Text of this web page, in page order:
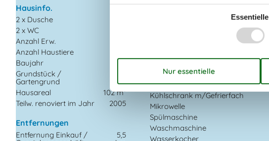
Hausinfo.
2 x Dusche
2 x WC
Anzahl Erw.
Anzahl Haustiere
Baujahr
Grundstück /
Gartengrund
m²
Hausareal
102 m²
Teilw. renoviert im Jahr
2005
Entfernungen
Entfernung Einkauf /
5,5
Küchengeräte
Kaffeemaschine
Kochplatten
Kühlschrank m/Gefrierfach
Mikrowelle
Spülmaschine
Waschmaschine
Wasserkocher
Essentielle